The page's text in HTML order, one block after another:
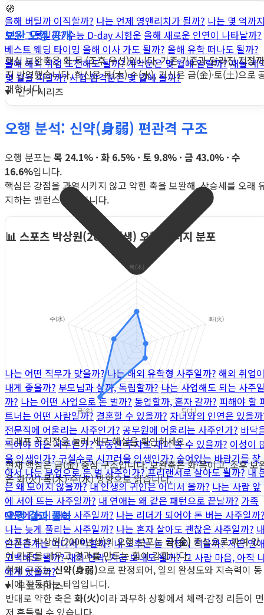
올해 버틸까 이직할까? 나는 언제 영앤리치가 될까? 나는 몇 억까
모을 그릇일까?수능 D-day 시험운 올해 새로운 인연이 나타날까?
베스트 웨딩 타이밍 올해 이사 가도 될까? 올해 유학 떠나도 될까?
올해 해외 취업 도전해도 될까?계약운은 몇 월에 열릴까? 재물·계
몇 월을 피할까? 시험 합격운은 몇 월에 올까?
인기 시리즈
나는 어떤 직무가 맞을까?나는 해외 유학형 사주일까? 해외 취업
내게 좋을까? 부모님과 살까, 독립할까? 나는 사업해도 되는 사주
까? 나는 어떤 사업으로 돈 벌까?동업할까, 혼자 갈까? 피해야 할
트너는 어떤 사람일까? 결혼할 수 있을까? 자녀와의 인연은 있을
전문직에 어울리는 사주인가? 공무원에 어울리는 사주인가? 바닥
찍어야 하는 사주인가?부동산 투자로 재미 볼 수 있을까? 이성이
을 인생인가?구설수로 시끄러울 인생인가? 숨어있는 바람기를 찾
아서 나는 부업으로 돈 벌 사주인가? 프리랜서로 살아도 될까? 내
은 왜 모이지 않을까? 내 인생의 귀인은 어디서 올까? 나는 사람 앞
에 서야 뜨는 사주일까?내 연애는 왜 같은 패턴으로 끝날까?가족
때문에 돈이 새는 사주일까? 나는 리더가 되어야 돈 버는 사주일까
나는 늦게 풀리는 사주일까? 나는 혼자 살아도 괜찮은 사주일까?
인간관계는 어디서 막힐까? 내 노후는 돈 걱정이 적을까?지금 연
고백해도 될까?재회 연락, 지금 보내도 될까?그 사람 마음, 아직
에게 있을까?
무료 서비스
🧭
보완 오행 공개
핵심 보완축은 화·목 (조후 우선)입니다. 기존 기준과 달라진 지점까
지 반영했습니다. 희신은 목(木)·수(水), 기신은 금(金)·토(土)으로
개합니다.
오행 분석: 신약(身弱) 편관격 구조
오행 분포는 목 24.1% · 화 6.5% · 토 9.8% · 금 43.0% · 수
16.6%입니다.
핵심은 강점을 과열시키지 않고 약한 축을 보완해, 상승세를 오래
지하는 밸런스 운영입니다.
📊 스포츠 박상원(2000년생) 오행 에너지 분포
그래프 꼭짓점을 눌러 세부 해설을 확인하세요.
현재 핵심은 금(金) 중심 구조입니다. 보완축은 화·목이고, 조후 보
은 화(火)·목(木)·수(水) 방향으로 읽습니다.
오행 결과 풀이
스포츠 박상원(2000년생)의 오행 분포는 금(金) 중심으로 짜여 있
어 기준을 세우고 결과를 만드는 힘이 강합니다.
현재 구조는신약(身弱)으로 판정되어, 일의 완성도와 지속력이 동
시에 작동하는 타입입니다.
반대로 약한 축은 화(火)이라 과부하 상황에서 체력·감정 리듬이 먼
저 흔들릴 수 있습니다.